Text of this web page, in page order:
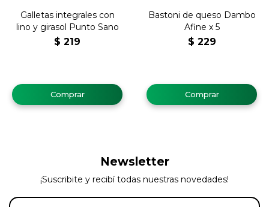
Galletas integrales con
lino y girasol Punto Sano
$ 219
Bastoni de queso Dambo
Afine x 5
$ 229
Newsletter
¡Suscribite y recibí todas nuestras novedades!